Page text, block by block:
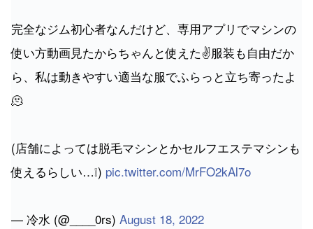
完全なジム初心者なんだけど、専用アプリでマシンの
使い方動画見たからちゃんと使えた✌️服装も自由だか
ら、私は動きやすい適当な服でふらっと立ち寄ったよ
🫠
(店舗によっては脱毛マシンとかセルフエステマシンも
使えるらしい…❕) pic.twitter.com/MrFO2kAl7o
— 冷水 (@____0rs) August 18, 2022